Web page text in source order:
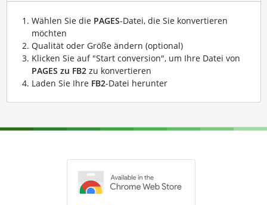
Wählen Sie die PAGES-Datei, die Sie konvertieren
möchten
Qualität oder Größe ändern (optional)
Klicken Sie auf "Start conversion", um Ihre Datei von
PAGES zu FB2zu konvertieren
Laden Sie Ihre FB2-Datei herunter